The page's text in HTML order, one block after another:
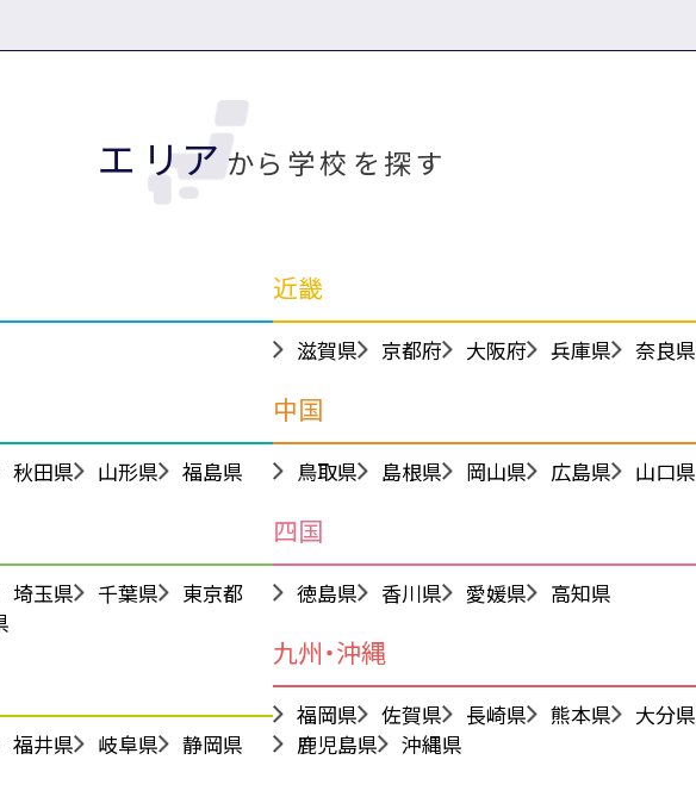
エリア から学校を探す
秋田県 山形県 福島県
埼玉県 千葉県
東京都
福井県 岐阜県
静岡県
近畿
滋賀県 京都府 大阪府 兵庫県 奈良県
中国
鳥取県 島根県 岡山県 広島県 山口県
四国
徳島県 香川県 愛媛県 高知県
九州・沖縄
福岡県 佐賀県 長崎県 熊本県 大分県
鹿児島県
沖縄県